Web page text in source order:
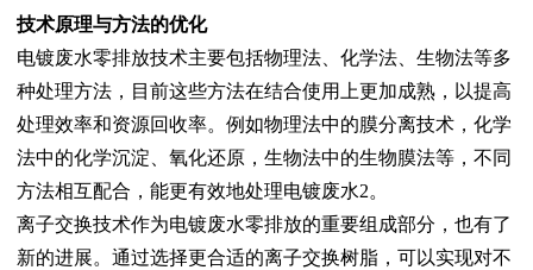
技术原理与方法的优化
电镀废水零排放技术主要包括物理法、化学法、生物法等多
种处理方法，目前这些方法在结合使用上更加成熟，以提高
处理效率和资源回收率。例如物理法中的膜分离技术，化学
法中的化学沉淀、氧化还原，生物法中的生物膜法等，不同
方法相互配合，能更有效地处理电镀废水2。
离子交换技术作为电镀废水零排放的重要组成部分，也有了
新的进展。通过选择更合适的离子交换树脂，可以实现对不